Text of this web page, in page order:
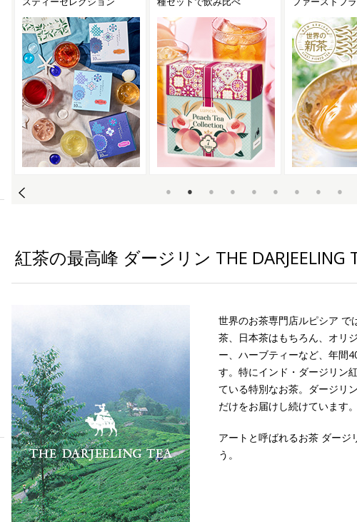
紅茶の最高峰 ダージリン THE DARJEELING
世界のお茶専門店ルピシア で
茶、日本茶はもちろん、オリ
ー、ハーブティーなど、年間
す。特にインド・ダージリン
ている特別なお茶。ダージリ
だけをお届けし続けています。
アートと呼ばれるお茶 ダージ
う。